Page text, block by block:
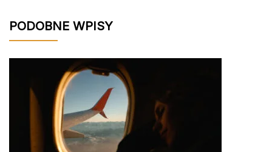
PODOBNE WPISY